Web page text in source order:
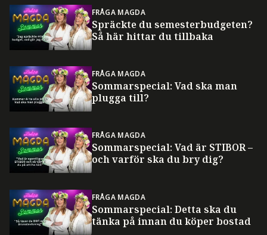
FRÅGA MAGDA
Spräckte du semesterbudgeten?
Så här hittar du tillbaka
FRÅGA MAGDA
Sommarspecial: Vad ska man
plugga till?
FRÅGA MAGDA
Sommarspecial: Vad är STIBOR –
och varför ska du bry dig?
FRÅGA MAGDA
Sommarspecial: Detta ska du
tänka på innan du köper bostad